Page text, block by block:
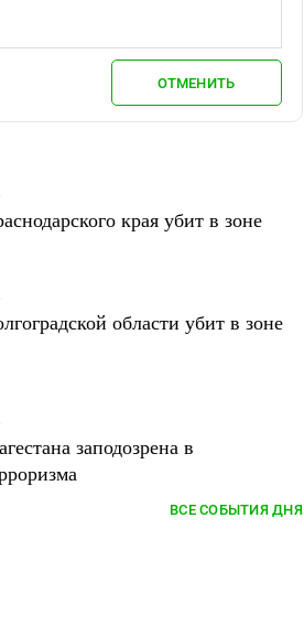
ОТМЕНИТЬ
края убит в зоне
области убит в зоне
заподозрена в
ВСЕ СОБЫТИЯ ДНЯ